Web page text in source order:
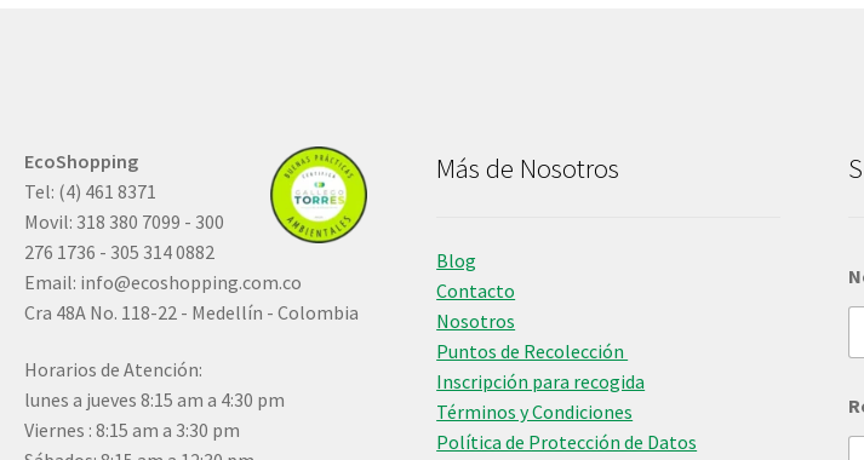
EcoShopping
Tel: (4) 461 8371
Movil: 318 380 7099 - 300
276 1736 - 305 314 0882
Email: info@ecoshopping.com.co
Cra 48A No. 118-22 - Medellín - Colombia
Horarios de Atención:
lunes a jueves 8:15 am a 4:30 pm
Viernes : 8:15 am a 3:30 pm
Más de Nosotros
Blog
Contacto
Nosotros
Puntos de Recolección
Inscripción para recogida
Términos y Condiciones
Política de Protección de Datos
u
c